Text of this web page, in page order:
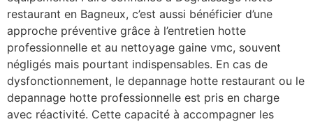
restaurant en Bagneux, c’est aussi bénéficier d’une
approche préventive grâce à l’entretien hotte
professionnelle et au nettoyage gaine vmc, souvent
négligés mais pourtant indispensables. En cas de
dysfonctionnement, le depannage hotte restaurant ou le
depannage hotte professionnelle est pris en charge
avec réactivité. Cette capacité à accompagner les